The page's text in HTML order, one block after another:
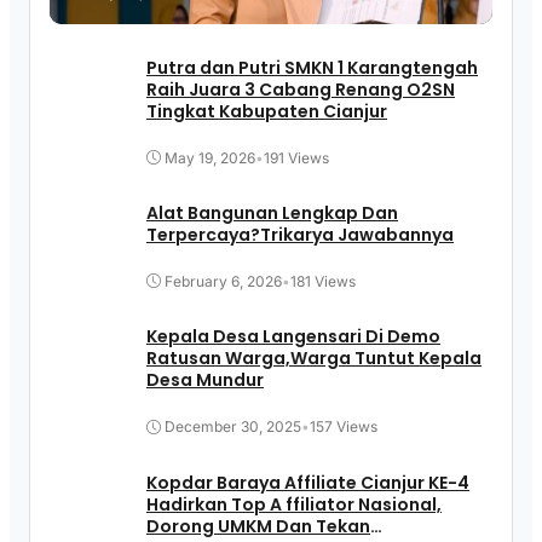
Putra dan Putri SMKN 1 Karangtengah
Raih Juara 3 Cabang Renang O2SN
Tingkat Kabupaten Cianjur
May 19, 2026•191 Views
Alat Bangunan Lengkap Dan
Terpercaya?Trikarya Jawabannya
February 6, 2026•181 Views
Kepala Desa Langensari Di Demo
Ratusan Warga,Warga Tuntut Kepala
Desa Mundur
December 30, 2025•157 Views
Kopdar Baraya Affiliate Cianjur KE-4
Hadirkan Top A ffiliator Nasional,
Dorong UMKM Dan Tekan